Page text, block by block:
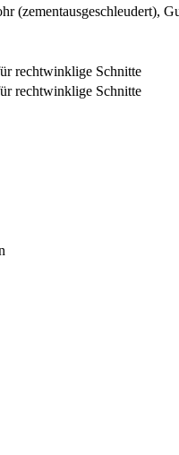
(zementausgeschleudert),
rechtwinklige Schnitte
rechtwinklige Schnitte